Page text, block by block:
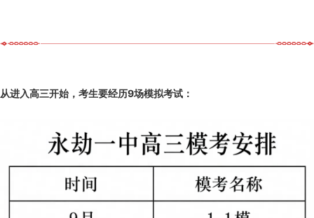
从进入高三开始，考生要经历9场模拟考试：